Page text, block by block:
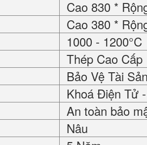
Cao 830 *
Cao 380 *
1000 - 1200°C
Thép Cao Cấp
Bảo Vệ Tài
Khoá Điện Tử
An toàn bảo
Nâu